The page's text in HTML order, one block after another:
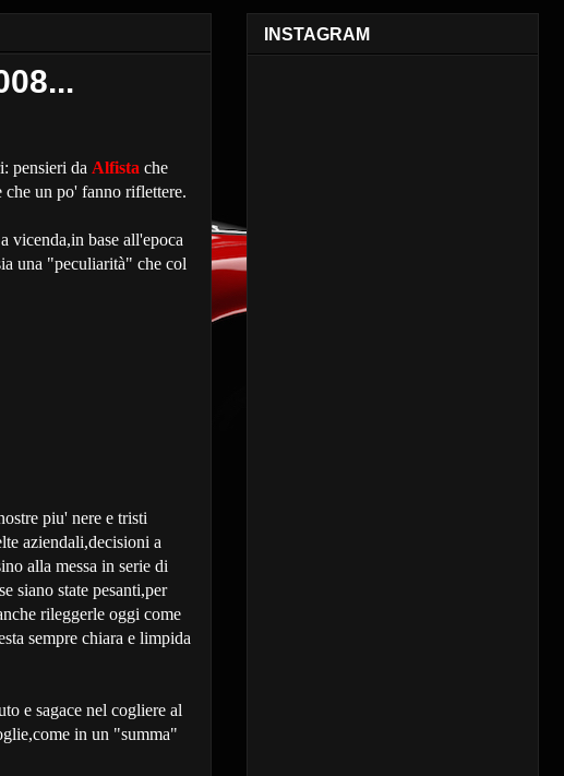
pensieri da Alfista che
che un po' fanno riflettere.
base all'epoca
una "peculiarità" che col
piu' nere e tristi
aziendali,decisioni a
alla messa in serie di
siano state pesanti,per
rileggerle oggi come
sempre chiara e limpida
e sagace nel cogliere al
in un "summa"
INSTAGRAM